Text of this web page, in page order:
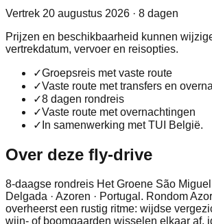
Vertrek 20 augustus 2026 · 8 dagen
Prijzen en beschikbaarheid kunnen
vertrekdatum, vervoer en reisopties.
✓Groepsreis met vaste route
✓Vaste route met transfers en
✓8 dagen rondreis
✓Vaste route met overnachtingen
✓ In samenwerking met TUI België.
Over deze fly-drive
8-daagse rondreis Het Groene São
Delgada · Azoren · Portugal. Rondom
overheerst een rustig ritme: wijdse
wijn- of boomgaarden wisselen elkaar af,